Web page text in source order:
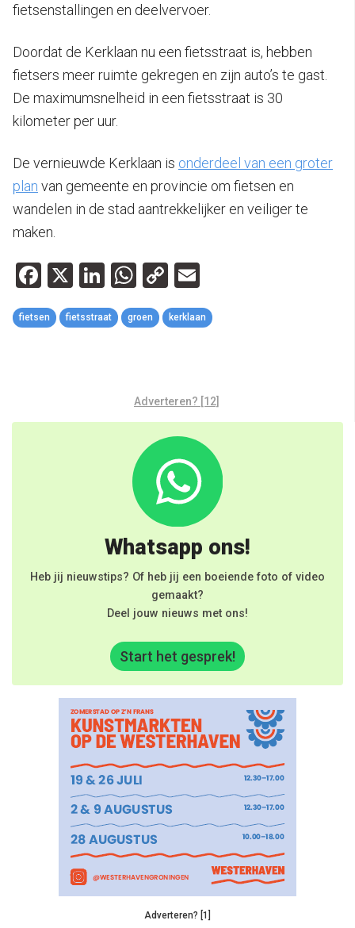
fietsenstallingen en deelvervoer.
Doordat de Kerklaan nu een fietsstraat is, hebben
fietsers meer ruimte gekregen en zijn auto’s te gast.
De maximumsnelheid in een fietsstraat is 30
kilometer per uur.
De vernieuwde Kerklaan is onderdeel van een groter
plan van gemeente en provincie om fietsen en
wandelen in de stad aantrekkelijker en veiliger te
maken.
Facebook
X LinkedIn
WhatsApp
Copy
Link
fietsen fietsstraat groen kerklaan
Adverteren? [12]
Whatsapp ons!
Heb jij nieuwstips? Of heb jij een boeiende foto of video
gemaakt?
Deel jouw nieuws met ons!
Start het gesprek!
Adverteren? [1]